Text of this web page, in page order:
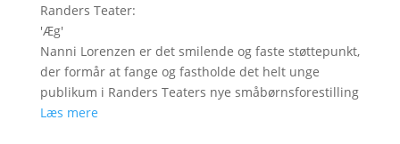
Randers Teater:
'Æg'
Nanni Lorenzen er det smilende og faste støttepunkt,
der formår at fange og fastholde det helt unge
publikum i Randers Teaters nye småbørnsforestilling
Læs mere